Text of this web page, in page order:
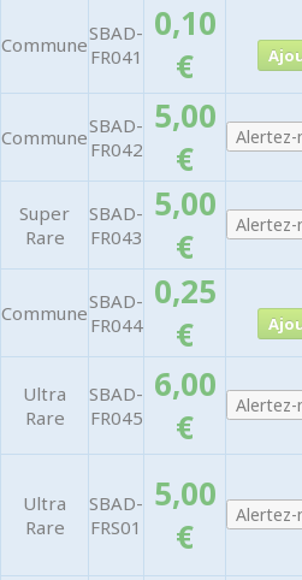
CommuneSBAD-
FR041
0,10
€
CommuneSBAD-
FR042
5,00
€
Super
Rare
SBAD-
FR043
5,00
€
CommuneSBAD-
FR044
0,25
€
Ultra
Rare
SBAD-
FR045
6,00
€
Ultra
Rare
SBAD-
FRS01
5,00
€